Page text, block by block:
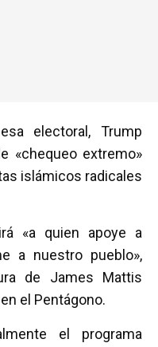
electoral, Trump
«chequeo extremo»
islámicos radicales
«a quien apoye a
a nuestro pueblo»,
de James Mattis
el Pentágono.
el programa